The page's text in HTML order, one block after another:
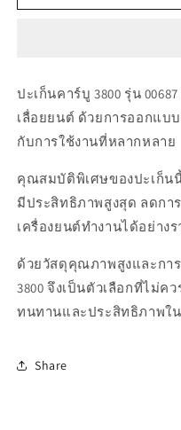
00687
คาร์บู
00687
คาร์บู
3800
ปะเก็นคาร์บู 3800 รุ่น
เลื่อยยนต์ ด้วยการออกแบ
กับการใช้งานที่หลากหลาย
คุณสมบัติพิเศษของปะเก็น
มีประสิทธิภาพสูงสุด ลดกา
เครื่องยนต์ทำงานได้อย่าง
ด้วยวัสดุคุณภาพสูงและกา
3800 จึงเป็นตัวเลือกที่ไม่
ทนทานและประสิทธิภาพใ
Share